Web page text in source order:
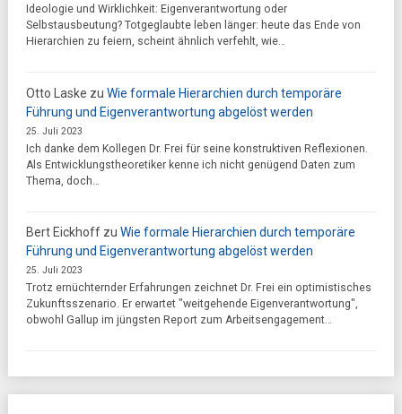
Ideologie und Wirklichkeit: Eigenverantwortung oder
Selbstausbeutung? Totgeglaubte leben länger: heute das Ende von
Hierarchien zu feiern, scheint ähnlich verfehlt, wie…
Otto Laske zu Wie formale Hierarchien durch temporäre
Führung und Eigenverantwortung abgelöst werden
25. Juli 2023
Ich danke dem Kollegen Dr. Frei für seine konstruktiven Reflexionen.
Als Entwicklungstheoretiker kenne ich nicht genügend Daten zum
Thema, doch…
Bert Eickhoffzu Wie formale Hierarchien durch temporäre
Führung und Eigenverantwortung abgelöst werden
25. Juli 2023
Trotz ernüchternder Erfahrungen zeichnet Dr. Frei ein optimistisches
Zukunftsszenario. Er erwartet "weitgehende Eigenverantwortung",
obwohl Gallup im jüngsten Report zum Arbeitsengagement…